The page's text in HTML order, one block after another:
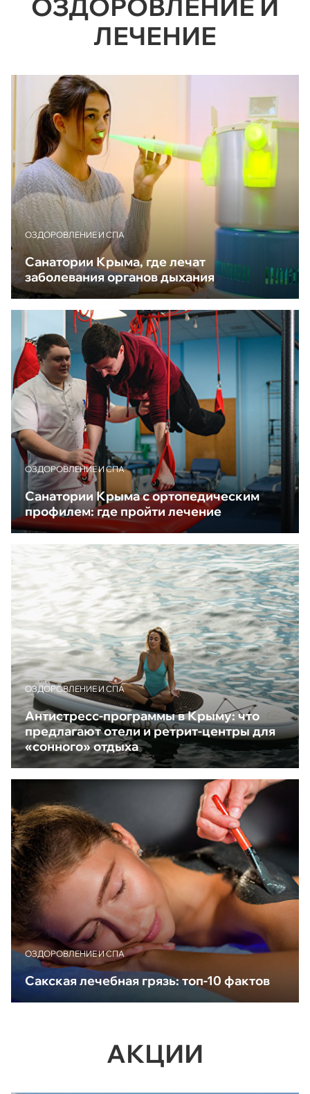
ОЗДОРОВЛЕНИЕ И
ЛЕЧЕНИЕ
ОЗДОРОВЛЕНИЕ И СПА
Санатории Крыма, где лечат
заболевания органов дыхания
ОЗДОРОВЛЕНИЕ И СПА
Санатории Крыма с ортопедическим
профилем: где пройти лечение
ОЗДОРОВЛЕНИЕ И СПА
Антистресс-программы в Крыму: что
предлагают отели и ретрит-центры для
«сонного» отдыха
ОЗДОРОВЛЕНИЕ И СПА
Сакская лечебная грязь: топ-10 фактов
АКЦИИ